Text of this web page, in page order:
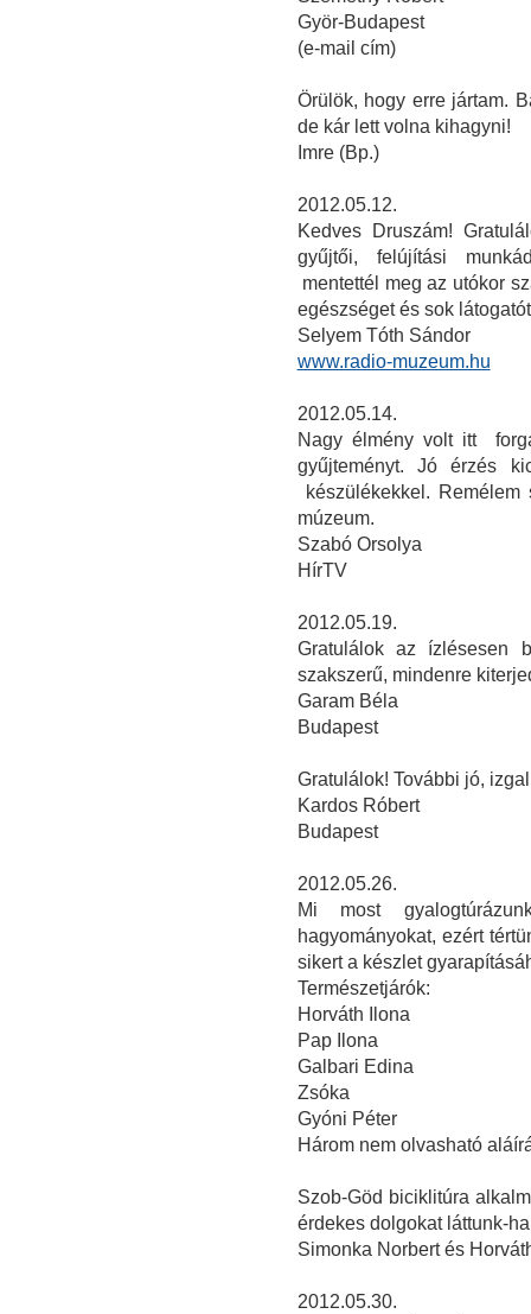
Györ-Budapest
(e-mail cím)
Örülök, hogy erre jártam.
de kár lett volna kihagyni!
Imre (Bp.)
2012.05.12.
Kedves Druszám!
gyűjtői, felújítási
mentettél meg az utókor
egészséget és sok
Selyem Tóth Sándor
www.radio-muzeum.hu
2012.05.14.
Nagy élmény volt itt
gyűjteményt. Jó érzés
készülékekkel.
múzeum.
Szabó Orsolya
HírTV
2012.05.19.
Gratulálok az ízlésesen
szakszerű, mindenre
Garam Béla
Budapest
Gratulálok! További jó,
Kardos Róbert
Budapest
2012.05.26.
Mi most
hagyományokat, ezért
sikert a készlet
Természetjárók:
Horváth Ilona
Pap Ilona
Galbari Edina
Zsóka
Gyóni Péter
Három nem olvasható
Szob-Göd biciklitúra
érdekes dolgokat láttunk-
Simonka Norbert és
2012.05.30.